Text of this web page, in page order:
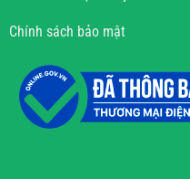
Chính sách bảo mật